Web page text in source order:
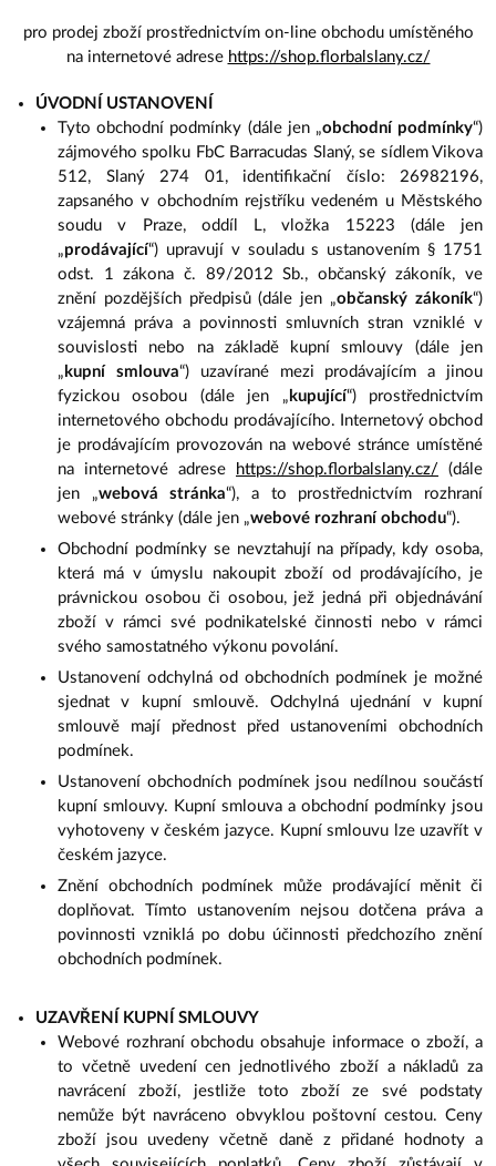
pro prodej zboží prostřednictvím on-line obchodu umístěného
na internetové adrese https://shop.florbalslany.cz/
ÚVODNÍ USTANOVENÍ
Tyto obchodní podmínky (dále jen „obchodní podmínky“)
zájmového spolku FbC Barracudas Slaný, se sídlem Vikova
512, Slaný 274 01, identifikační číslo: 26982196,
zapsaného v obchodním rejstříku vedeném u Městského
soudu v Praze, oddíl L, vložka 15223 (dále jen
„prodávající“) upravují v souladu s ustanovením § 1751
odst. 1 zákona č. 89/2012 Sb., občanský zákoník, ve
znění pozdějších předpisů (dále jen „občanský zákoník“)
vzájemná práva a povinnosti smluvních stran vzniklé v
souvislosti nebo na základě kupní smlouvy (dále jen
„ kupní smlouva“) uzavírané mezi prodávajícím a jinou
fyzickou osobou (dále jen „ kupující“) prostřednictvím
internetového obchodu prodávajícího. Internetový obchod
je prodávajícím provozován na webové stránce umístěné
na internetové adrese
https://shop.florbalslany.cz/ (dále
jen „webová stránka“), a to prostřednictvím rozhraní
webové stránky (dále jen „webové rozhraní obchodu“).
Obchodní podmínky se nevztahují na případy, kdy osoba,
která má v úmyslu nakoupit zboží od prodávajícího, je
právnickou osobou či osobou, jež jedná při objednávání
zboží v rámci své podnikatelské činnosti nebo v rámci
svého samostatného výkonu povolání.
Ustanovení odchylná od obchodních podmínek je možné
sjednat v kupní smlouvě. Odchylná ujednání v kupní
smlouvě mají přednost před ustanoveními obchodních
podmínek.
Ustanovení obchodních podmínek jsou nedílnou součástí
kupní smlouvy. Kupní smlouva a obchodní podmínky jsou
vyhotoveny v českém jazyce. Kupní smlouvu lze uzavřít v
českém jazyce.
Znění obchodních podmínek může prodávající měnit či
doplňovat. Tímto ustanovením nejsou dotčena práva a
povinnosti vzniklá po dobu účinnosti předchozího znění
obchodních podmínek.
UZAVŘENÍ KUPNÍ SMLOUVY
Webové rozhraní obchodu obsahuje informace o zboží, a
to včetně uvedení cen jednotlivého zboží a nákladů za
navrácení zboží, jestliže toto zboží ze své podstaty
nemůže být navráceno obvyklou poštovní cestou. Ceny
zboží jsou uvedeny včetně daně z přidané hodnoty a